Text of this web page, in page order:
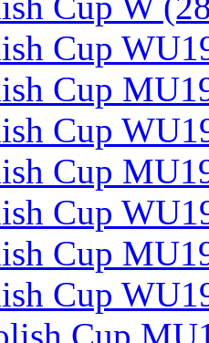
Cup
Cup
Cup
Cup
Cup
Cup
Cup
Cup